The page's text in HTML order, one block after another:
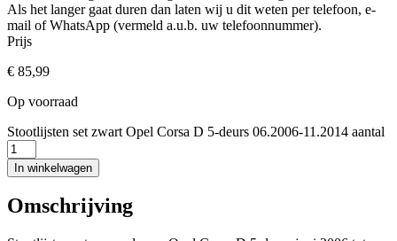
Als het langer gaat duren dan laten wij u dit weten per telefoon, e-
mail of WhatsApp (vermeld a.u.b. uw telefoonnummer).
Prijs
€ 85,99
Op voorraad
Stootlijsten set zwart Opel Corsa D 5-deurs 06.2006-11.2014 aantal
In winkelwagen
Omschrijving